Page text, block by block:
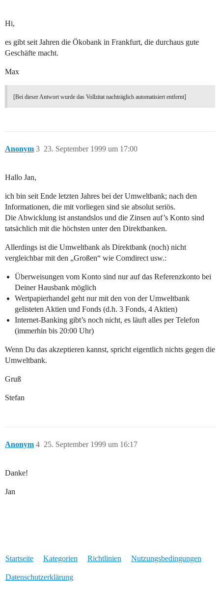
Hi,
es gibt seit Jahren die Ökobank in Frankfurt, die durchaus gute
Geschäfte macht.
Max
[Bei dieser Antwort wurde das Vollzitat nachträglich automatisiert entfernt]
Anonym 23. September 1999 um 17:00
3
Hallo Jan,
ich bin seit Ende letzten Jahres bei der Umweltbank; nach den
Informationen, die mit vorliegen sind sie absolut seriös.
Die Abwicklung ist anstandslos und die Zinsen auf’s Konto sind
tatsächlich mit die höchsten unter den Direktbanken.
Allerdings ist die Umweltbank als Direktbank (noch) nicht
vergleichbar mit den „Großen“ wie Comdirect usw.:
Überweisungen vom Konto sind nur auf das Referenzkonto bei
Deiner Hausbank möglich
Wertpapierhandel geht nur mit den von der Umweltbank
gelisteten Aktien und Fonds (d.h. 3 Fonds, 4 Aktien)
Internet-Banking gibt’s noch nicht, es läuft alles per Telefon
(immerhin bis 20:00 Uhr)
Wenn Du das akzeptieren kannst, spricht eigentlich nichts gegen die
Umweltbank.
Gruß
Stefan
Anonym 25. September 1999 um 16:17
4
Danke!
Jan
Startseite Kategorien Richtlinien Nutzungsbedingungen
Datenschutzerklärung